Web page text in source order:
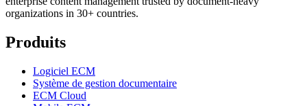
organizations in 30+ countries.
Produits
Logiciel ECM
Système de gestion documentaire
ECM Cloud